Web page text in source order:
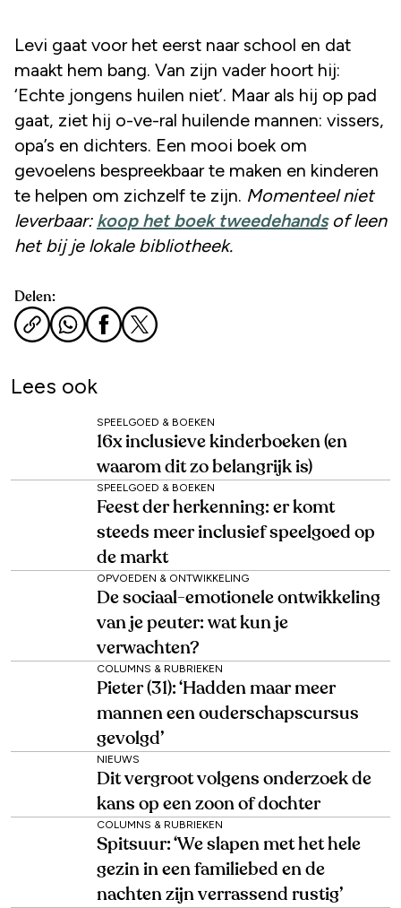
Levi gaat voor het eerst naar school en dat
maakt hem bang. Van zijn vader hoort hij:
‘Echte jongens huilen niet’. Maar als hij op pad
gaat, ziet hij o-ve-ral huilende mannen: vissers,
opa’s en dichters. Een mooi boek om
gevoelens bespreekbaar te maken en kinderen
te helpen om zichzelf te zijn. Momenteel niet
leverbaar: koop het boek tweedehandsof leen
het bij je lokale bibliotheek.
Delen:
Lees ook
SPEELGOED & BOEKEN
16x inclusieve kinderboeken (en
waarom dit zo belangrijk is)
SPEELGOED & BOEKEN
Feest der herkenning: er komt
steeds meer inclusief speelgoed op
de markt
OPVOEDEN & ONTWIKKELING
De sociaal-emotionele ontwikkeling
van je peuter: wat kun je
verwachten?
COLUMNS & RUBRIEKEN
Pieter (31): ‘Hadden maar meer
mannen een ouderschapscursus
gevolgd’
NIEUWS
Dit vergroot volgens onderzoek de
kans op een zoon of dochter
COLUMNS & RUBRIEKEN
Spitsuur: ‘We slapen met het hele
gezin in een familiebed en de
nachten zijn verrassend rustig’